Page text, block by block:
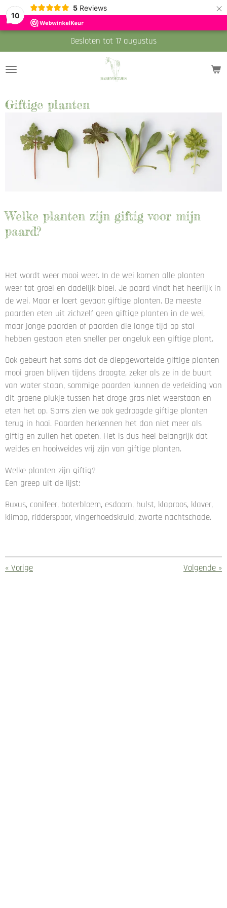
10
5 Reviews ×
Gesloten tot 17 augustus
Giftige planten
Welke planten zijn giftig voor mijn
paard?
Het wordt weer mooi weer. In de wei komen alle planten
weer tot groei en dadelijk bloei. Je paard vindt het heerlijk in
de wei. Maar er loert gevaar: giftige planten. De meeste
paarden eten uit zichzelf geen giftige planten in de wei,
maar jonge paarden of paarden die lange tijd op stal
hebben gestaan eten sneller per ongeluk een giftige plant.
Ook gebeurt het soms dat de diepgewortelde giftige planten
mooi groen blijven tijdens droogte, zeker als ze in de buurt
van water staan, sommige paarden kunnen de verleiding van
dit groene plukje tussen het droge gras niet weerstaan en
eten het op. Soms zien we ook gedroogde giftige planten
terug in hooi. Paarden herkennen het dan niet meer als
giftig en zullen het opeten. Het is dus heel belangrijk dat
weides en hooiweides vrij zijn van giftige planten.
Welke planten zijn giftig?
Een greep uit de lijst:
Buxus, conifeer, boterbloem, esdoorn, hulst, klaproos, klaver,
klimop, ridderspoor, vingerhoedskruid, zwarte nachtschade.
« Vorige Volgende »